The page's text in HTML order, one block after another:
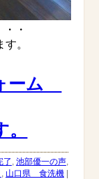
・
。
ーム
了 池部優一の声,
山口県 食洗機|